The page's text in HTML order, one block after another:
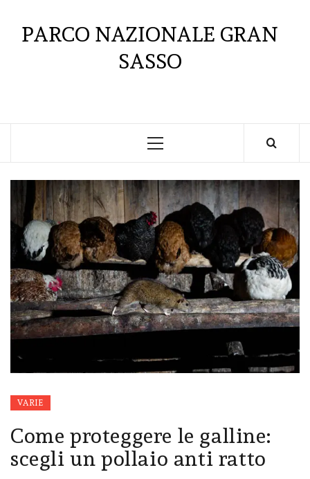
contentPARCO NAZIONALE GRAN
SASSO
Primary
VARIE
Come proteggere le galline:
scegli un pollaio anti ratto